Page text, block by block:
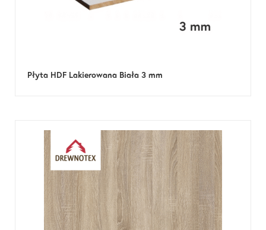
Płyta HDF Lakierowana Biała 3 mm